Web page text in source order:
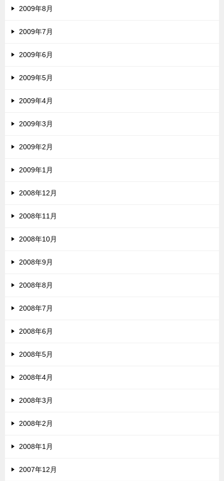
2009年8月
2009年7月
2009年6月
2009年5月
2009年4月
2009年3月
2009年2月
2009年1月
2008年12月
2008年11月
2008年10月
2008年9月
2008年8月
2008年7月
2008年6月
2008年5月
2008年4月
2008年3月
2008年2月
2008年1月
2007年12月